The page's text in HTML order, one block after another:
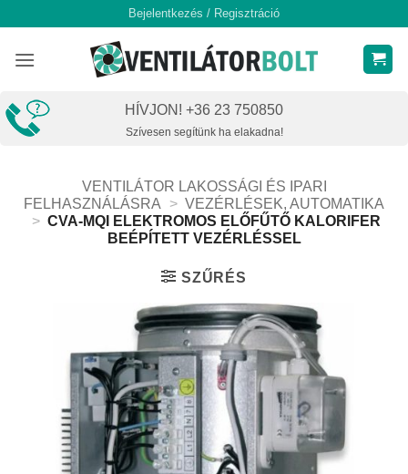
content
Bejelentkezés / Regisztráció
HÍVJON! +36 23 750850
Szívesen segítünk ha elakadna!
VENTILÁTOR LAKOSSÁGI ÉS IPARI
FELHASZNÁLÁSRA
> VEZÉRLÉSEK, AUTOMATIKA
> CVA-MQI ELEKTROMOS ELŐFŰTŐ KALORIFER
BEÉPÍTETT VEZÉRLÉSSEL
SZŰRÉS